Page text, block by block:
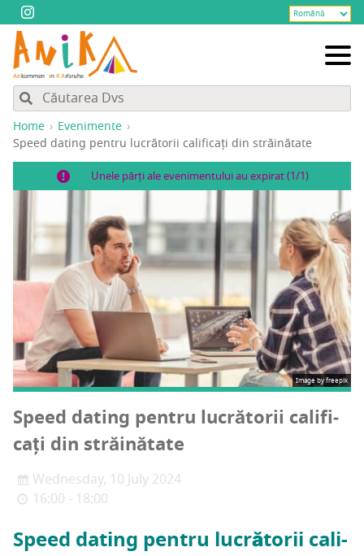
Home
Evenimente
Spe­ed dating pen­tru lucră­to­rii cali­fi­cați din străinătate
Unele părți ale evenimentului au expirat (1/1)
Image by freepik
Spe­ed dating pen­tru lucră­to­rii cali­fi­
cați din străinătate
Wednesday, 10 July 2024
16:00 - 18:00
Spe­ed dating pen­tru lucră­to­rii cali­